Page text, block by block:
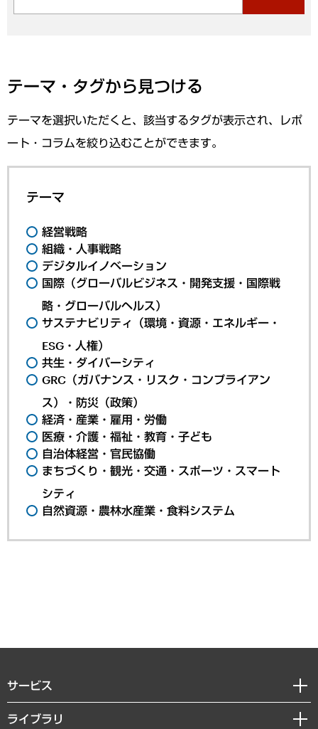
テーマ・タグから見つける
テーマを選択いただくと、該当するタグが表示され、レポ
ート・コラムを絞り込むことができます。
テーマ
経営戦略
組織・人事戦略
デジタルイノベーション
国際（グローバルビジネス・開発支援・国際戦
略・グローバルヘルス）
サステナビリティ（環境・資源・エネルギー・
ESG・人権）
共生・ダイバーシティ
GRC（ガバナンス・リスク・コンプライアン
ス）・防災（政策）
経済・産業・雇用・労働
医療・介護・福祉・教育・子ども
自治体経営・官民協働
まちづくり・観光・交通・スポーツ・スマート
シティ
自然資源・農林水産業・食料システム
サービス
経営戦略
ライブラリ